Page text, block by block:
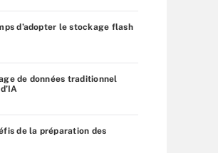
d’adopter le stockage flash
de données traditionnel
de la préparation des